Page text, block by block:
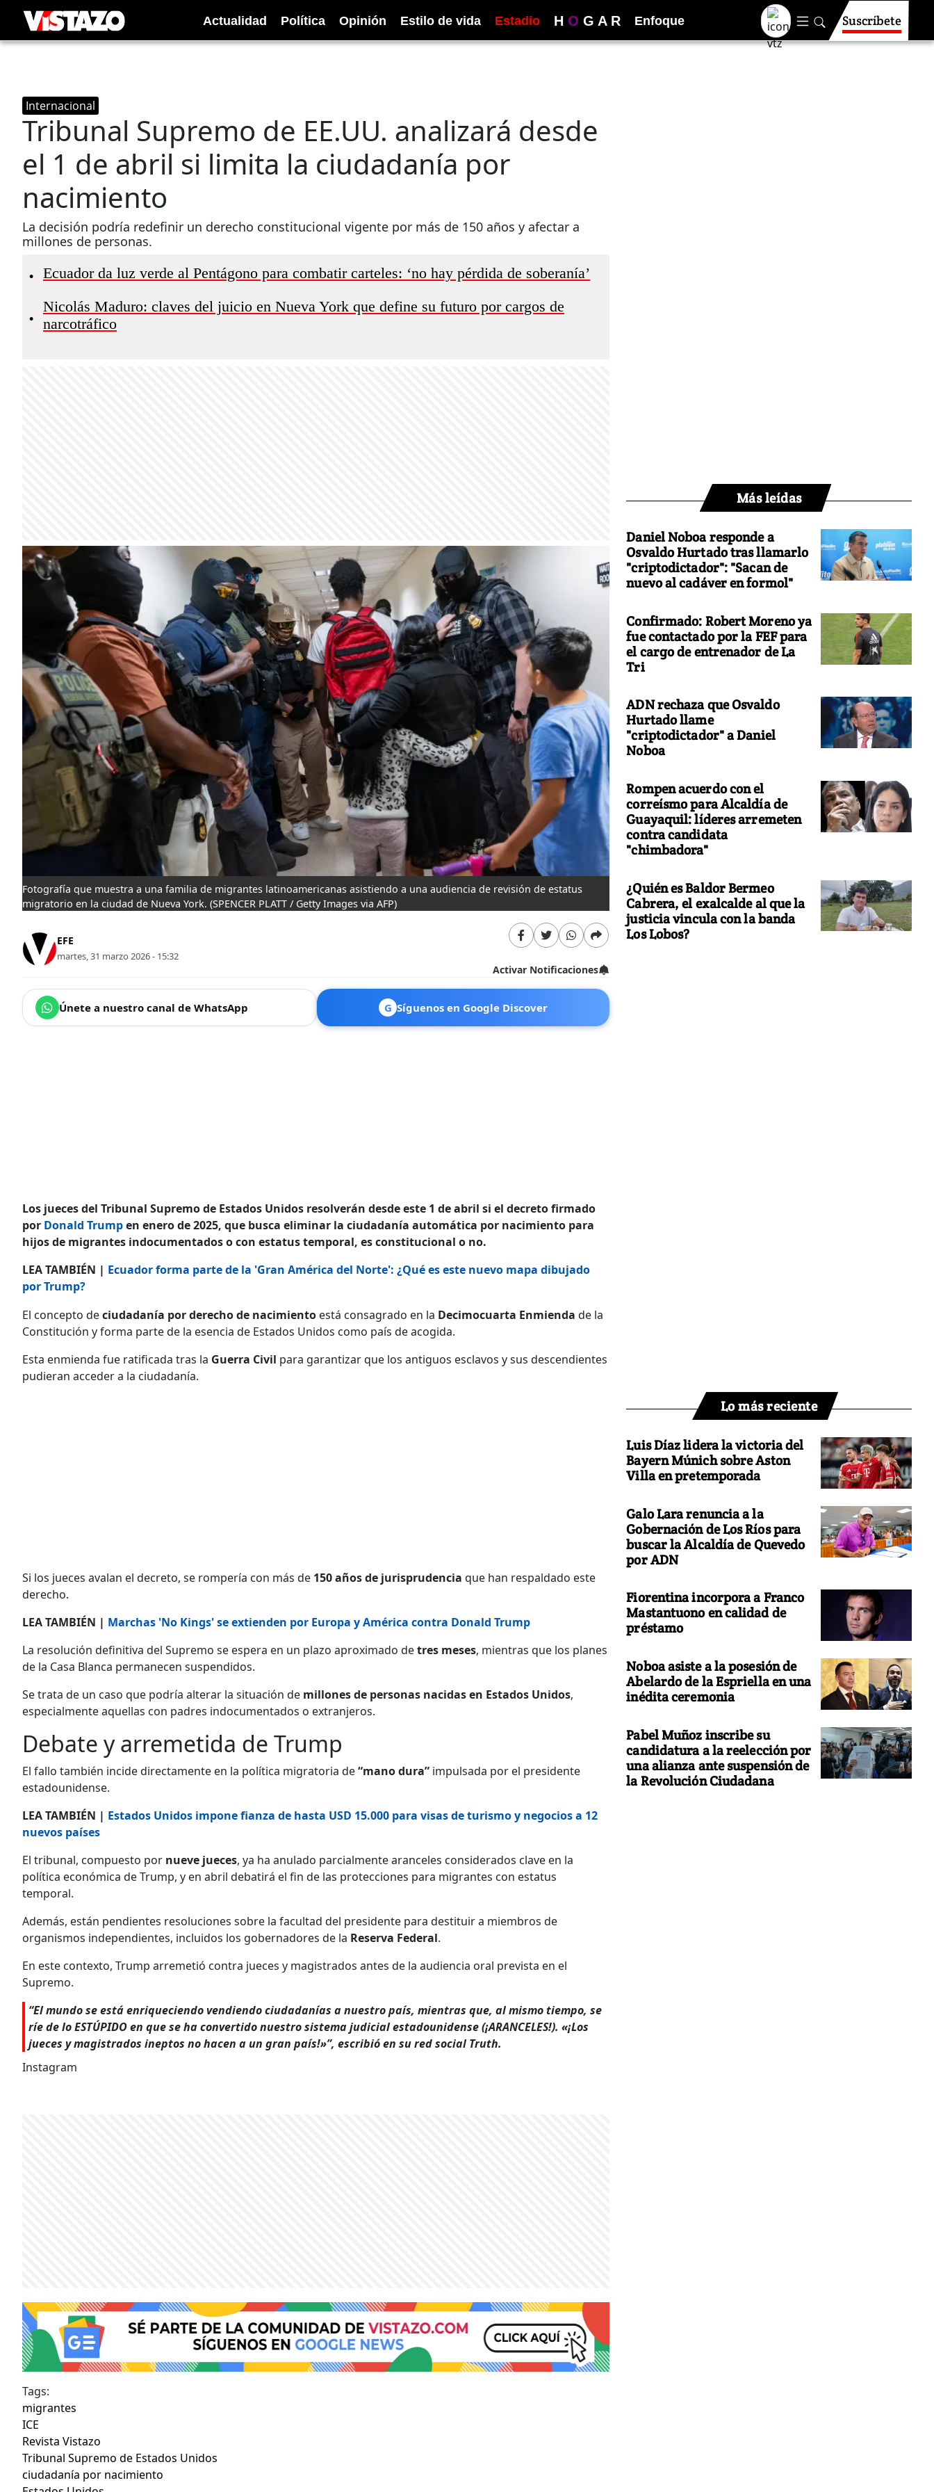
Actualidad Política Opinión Estilo de vida Estadio H O G A R Enfoque Suscríbete
Internacional
Tribunal Supremo de EE.UU. analizará desde
el 1 de abril si limita la ciudadanía por
nacimiento
La decisión podría redefinir un derecho constitucional vigente por más de 150 años y afectar a
millones de personas.
• Ecuador da luz verde al Pentágono para combatir carteles: ‘no hay pérdida de soberanía’
•
Nicolás Maduro: claves del juicio en Nueva York que define su futuro por cargos de
narcotráfico
Fotografía que muestra a una familia de migrantes latinoamericanas asistiendo a una audiencia de revisión de estatus
migratorio en la ciudad de Nueva York. (SPENCER PLATT / Getty Images via AFP)
EFE
martes, 31 marzo 2026 - 15:32
Activar Notificaciones
Únete a nuestro canal de WhatsApp G Síguenos en Google Discover
Los jueces del Tribunal Supremo de Estados Unidos resolverán desde este 1 de abril si el decreto firmado
por Donald Trumpen enero de 2025, que busca eliminar la ciudadanía automática por nacimiento para
hijos de migrantes indocumentados o con estatus temporal, es constitucional o no.
LEA TAMBIÉN | Ecuador forma parte de la 'Gran América del Norte': ¿Qué es este nuevo mapa dibujado
por Trump?
El concepto deciudadanía por derecho de nacimiento está consagrado en la Decimocuarta Enmienda de la
Constitución y forma parte de la esencia de Estados Unidos como país de acogida.
Esta enmienda fue ratificada tras la Guerra Civil para garantizar que los antiguos esclavos y sus descendientes
pudieran acceder a la ciudadanía.
Si los jueces avalan el decreto, se rompería con más de 150 años de jurisprudencia que han respaldado este
derecho.
LEA TAMBIÉN | Marchas 'No Kings' se extienden por Europa y América contra Donald Trump
La resolución definitiva del Supremo se espera en un plazo aproximado detres meses, mientras que los planes
de la Casa Blanca permanecen suspendidos.
Se trata de un caso que podría alterar la situación de millones de personas nacidas en Estados Unidos,
especialmente aquellas con padres indocumentados o extranjeros.
Debate y arremetida de Trump
El fallo también incide directamente en la política migratoria de“mano dura” impulsada por el presidente
estadounidense.
LEA TAMBIÉN | Estados Unidos impone fianza de hasta USD 15.000 para visas de turismo y negocios a 12
nuevos países
El tribunal, compuesto por nueve jueces, ya ha anulado parcialmente aranceles considerados clave en la
política económica de Trump, y en abril debatirá el fin de las protecciones para migrantes con estatus
temporal.
Además, están pendientes resoluciones sobre la facultad del presidente para destituir a miembros de
organismos independientes, incluidos los gobernadores de la Reserva Federal.
En este contexto, Trump arremetió contra jueces y magistrados antes de la audiencia oral prevista en el
Supremo.
“El mundo se está enriqueciendo vendiendo ciudadanías a nuestro país, mientras que, al mismo tiempo, se
ríe de lo ESTÚPIDO en que se ha convertido nuestro sistema judicial estadounidense (¡ARANCELES!). «¡Los
jueces y magistrados ineptos no hacen a un gran país!»”, escribió en su red social Truth.
Instagram
Tags:
migrantes
ICE
Revista Vistazo
Tribunal Supremo de Estados Unidos
ciudadanía por nacimiento
Más leídas
Daniel Noboa responde a
Osvaldo Hurtado tras llamarlo
"criptodictador": "Sacan de
nuevo al cadáver en formol"
Confirmado: Robert Moreno ya
fue contactado por la FEF para
el cargo de entrenador de La
Tri
ADN rechaza que Osvaldo
Hurtado llame
"criptodictador" a Daniel
Noboa
Rompen acuerdo con el
correísmo para Alcaldía de
Guayaquil: líderes arremeten
contra candidata
"chimbadora"
¿Quién es Baldor Bermeo
Cabrera, el exalcalde al que la
justicia vincula con la banda
Los Lobos?
Lo más reciente
Luis Díaz lidera la victoria del
Bayern Múnich sobre Aston
Villa en pretemporada
Galo Lara renuncia a la
Gobernación de Los Ríos para
buscar la Alcaldía de Quevedo
por ADN
Fiorentina incorpora a Franco
Mastantuono en calidad de
préstamo
Noboa asiste a la posesión de
Abelardo de la Espriella en una
inédita ceremonia
Pabel Muñoz inscribe su
candidatura a la reelección por
una alianza ante suspensión de
la Revolución Ciudadana